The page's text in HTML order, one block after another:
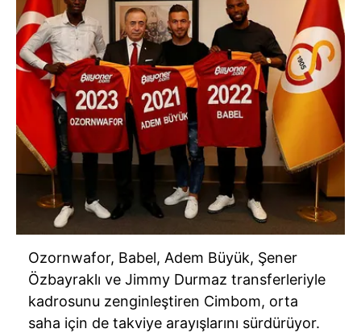
Ozornwafor, Babel, Adem Büyük, Şener
Özbayraklı ve Jimmy Durmaz transferleriyle
kadrosunu zenginleştiren Cimbom, orta
saha için de takviye arayışlarını sürdürüyor.